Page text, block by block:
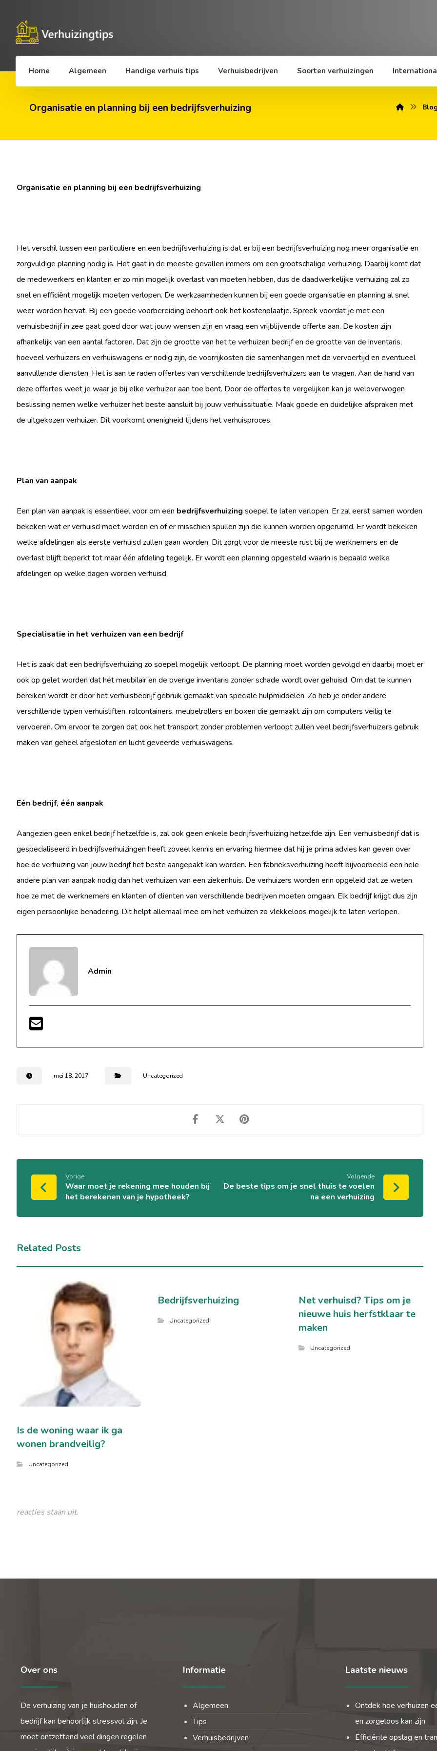
Home Algemeen Handige verhuis tips Verhuisbedrijven Soorten verhuizingen
Organisatie en planning bij een bedrijfsverhuizing
Organisatie en planning bij een bedrijfsverhuizing
Het verschil tussen een particuliere en een bedrijfsverhuizing is dat er bij een bedrijfsverhuizing nog meer organisatie en
zorgvuldige planning nodig is. Het gaat in de meeste gevallen immers om een grootschalige verhuizing. Daarbij komt dat
de medewerkers en klanten er zo min mogelijk overlast van moeten hebben, dus de daadwerkelijke verhuizing zal zo
snel en efficiënt mogelijk moeten verlopen. De werkzaamheden kunnen bij een goede organisatie en planning al snel
weer worden hervat. Bij een goede voorbereiding behoort ook het kostenplaatje. Spreek voordat je met een
verhuisbedrijf in zee gaat goed door wat jouw wensen zijn en vraag een vrijblijvende offerte aan. De kosten zijn
afhankelijk van een aantal factoren. Dat zijn de grootte van het te verhuizen bedrijf en de grootte van de inventaris,
hoeveel verhuizers en verhuiswagens er nodig zijn, de voorrijkosten die samenhangen met de vervoertijd en eventueel
aanvullende diensten. Het is aan te raden offertes van verschillende bedrijfsverhuizers aan te vragen. Aan de hand van
deze offertes weet je waar je bij elke verhuizer aan toe bent. Door de offertes te vergelijken kan je weloverwogen
beslissing nemen welke verhuizer het beste aansluit bij jouw verhuissituatie. Maak goede en duidelijke afspraken met
de uitgekozen verhuizer. Dit voorkomt onenigheid tijdens het verhuisproces.
Plan van aanpak
Een plan van aanpak is essentieel voor om een bedrijfsverhuizing soepel te laten verlopen. Er zal eerst samen worden
bekeken wat er verhuisd moet worden en of er misschien spullen zijn die kunnen worden opgeruimd. Er wordt bekeken
welke afdelingen als eerste verhuisd zullen gaan worden. Dit zorgt voor de meeste rust bij de werknemers en de
overlast blijft beperkt tot maar één afdeling tegelijk. Er wordt een planning opgesteld waarin is bepaald welke
afdelingen op welke dagen worden verhuisd.
Specialisatie in het verhuizen van een bedrijf
Het is zaak dat een bedrijfsverhuizing zo soepel mogelijk verloopt. De planning moet worden gevolgd en daarbij moet er
ook op gelet worden dat het meubilair en de overige inventaris zonder schade wordt over gehuisd. Om dat te kunnen
bereiken wordt er door het verhuisbedrijf gebruik gemaakt van speciale hulpmiddelen. Zo heb je onder andere
verschillende typen verhuisliften, rolcontainers, meubelrollers en boxen die gemaakt zijn om computers veilig te
vervoeren. Om ervoor te zorgen dat ook het transport zonder problemen verloopt zullen veel bedrijfsverhuizers gebruik
maken van geheel afgesloten en lucht geveerde verhuiswagens.
Eén bedrijf, één aanpak
Aangezien geen enkel bedrijf hetzelfde is, zal ook geen enkele bedrijfsverhuizing hetzelfde zijn. Een verhuisbedrijf dat is
gespecialiseerd in bedrijfsverhuizingen heeft zoveel kennis en ervaring hiermee dat hij je prima advies kan geven over
hoe de verhuizing van jouw bedrijf het beste aangepakt kan worden. Een fabrieksverhuizing heeft bijvoorbeeld een hele
andere plan van aanpak nodig dan het verhuizen van een ziekenhuis. De verhuizers worden erin opgeleid dat ze weten
hoe ze met de werknemers en klanten of cliënten van verschillende bedrijven moeten omgaan. Elk bedrijf krijgt dus zijn
eigen persoonlijke benadering. Dit helpt allemaal mee om het verhuizen zo vlekkeloos mogelijk te laten verlopen.
Admin
mei 18, 2017 Uncategorized
Vorige
Waar moet je rekening mee houden bij
het berekenen van je hypotheek?
Volgende
De beste tips om je snel thuis te voelen
na een verhuizing
Related Posts
Is de woning waar ik ga
wonen brandveilig?
Uncategorized
Bedrijfsverhuizing
Uncategorized
Net verhuisd? Tips om je
nieuwe huis herfstklaar te
maken
Uncategorized
reacties staan uit.
Over ons
De verhuizing van je huishouden of
bedrijf kan behoorlijk stressvol zijn. Je
moet ontzettend veel dingen regelen
Informatie
Algemeen
Tips
Verhuisbedrijven
Laatste nieuws
Ontdek hoe verhuizen
en zorgeloos kan zijn
Efficiënte opslag en